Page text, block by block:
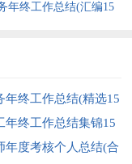
年终工作总结(汇编15
年终工作总结(精选15
年终工作总结集锦15
年度考核个人总结(合